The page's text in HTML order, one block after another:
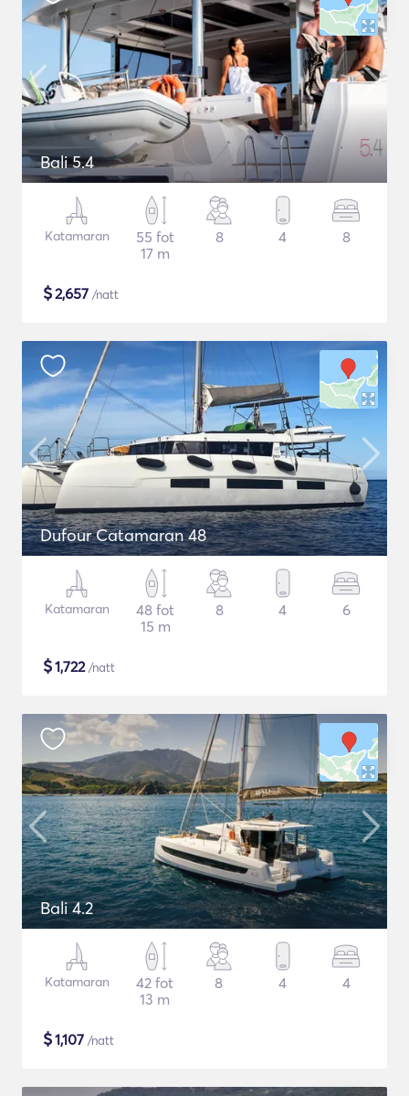
Bali 5.4
Katamaran
55 fot
17 m
8 4 8
$2,657 /natt
Dufour Catamaran 48
Katamaran
48 fot
15 m
8 4 6
$1,722/natt
Bali 4.2
Katamaran
42 fot
13 m
8 4 4
$1,107 /natt